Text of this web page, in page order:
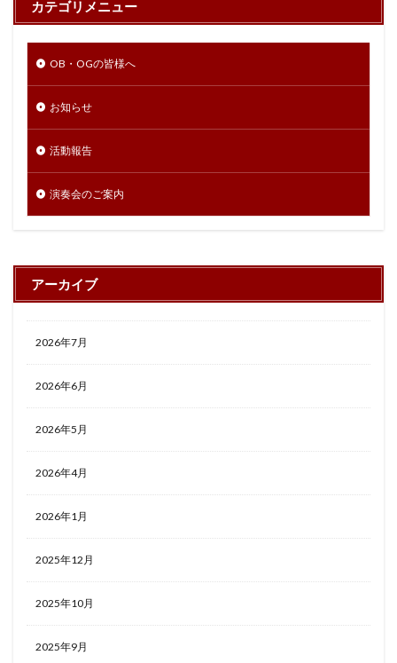
カテゴリメニュー
OB・OGの皆様へ
お知らせ
活動報告
演奏会のご案内
アーカイブ
2026年7月
2026年6月
2026年5月
2026年4月
2026年1月
2025年12月
2025年10月
2025年9月